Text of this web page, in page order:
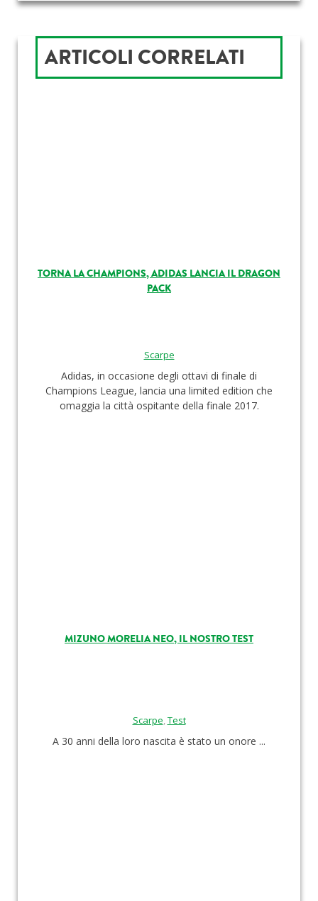
ARTICOLI CORRELATI
TORNA LA CHAMPIONS, ADIDAS LANCIA IL DRAGON
PACK
Scarpe
Adidas, in occasione degli ottavi di finale di
Champions League, lancia una limited edition che
omaggia la città ospitante della finale 2017.
MIZUNO MORELIA NEO, IL NOSTRO TEST
Scarpe,Test
A 30 anni della loro nascita è stato un onore ...